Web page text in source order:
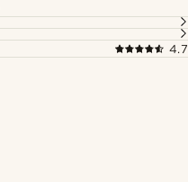
4.7